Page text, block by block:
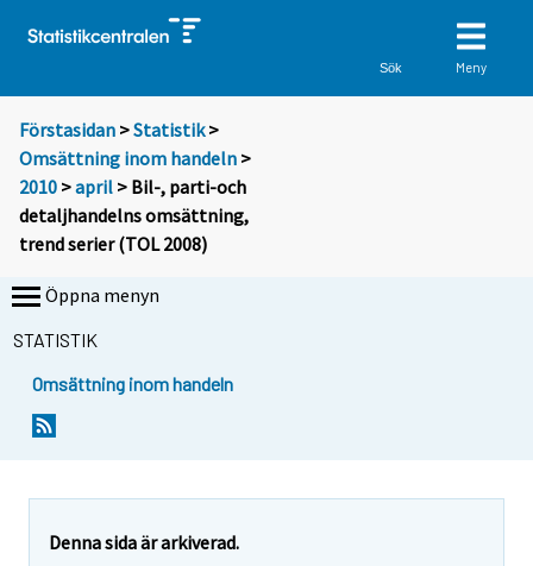
Sök Meny
Förstasidan >Statistik >
Omsättning inom handeln >
2010 >april > Bil-, parti-och
detaljhandelns omsättning,
trend serier (TOL 2008)
Öppna menyn
STATISTIK
Omsättning inom handeln
Denna sida är arkiverad.